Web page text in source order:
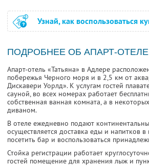
Узнай, как воспользоваться
ПОДРОБНЕЕ ОБ АПАРТ-ОТЕЛЕ
Апарт-отель «Татьяна» в Адлере
побережья Черного моря и в 2,5 км от
Дискавери Уорлд». К услугам гостей
сауной, во всех номерах работает
собственная ванная комната, а в
диваном.
В отеле ежедневно подают
осуществляется доставка еды и напитков в
посетить бар и воспользоваться
Стойка регистрации работает
гостей помещение для хранения лыж и